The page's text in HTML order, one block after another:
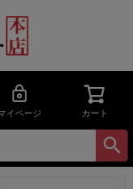
イページ カート